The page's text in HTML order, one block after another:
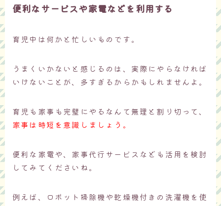
便利なサービスや家電などを利用する
育児中は何かと忙しいものです。
うまくいかないと感じるのは、実際にやらなければ
いけないことが、多すぎるからかもしれませんよ。
育児も家事も完璧にやるなんて無理と割り切って、
家事は時短を意識しましょう。
便利な家電や、家事代行サービスなども活用を検討
してみてくださいね。
例えば、ロボット掃除機や乾燥機付きの洗濯機を使